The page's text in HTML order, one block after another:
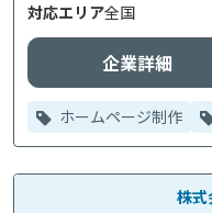
対応エリア全国
企業詳細
ホームページ制作
株式